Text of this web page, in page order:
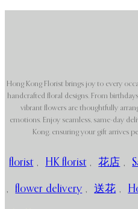
Hong Kong Florist brings joy to every
handcrafted floral designs. From
vibrant flowers are thoughtfully
emotions. Enjoy seamless, same-day
Kong, ensuring your gift arrives
florist , HK florist , 花店 ,
, flower delivery , 送花 ,